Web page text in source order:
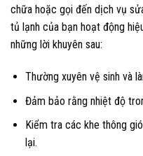
chữa hoặc gọi đến dịch vụ
tủ lạnh của bạn hoạt động
những lời khuyên sau:
Thường xuyên vệ sinh và
Đảm bảo rằng nhiệt độ
Kiểm tra các khe thông
lại.